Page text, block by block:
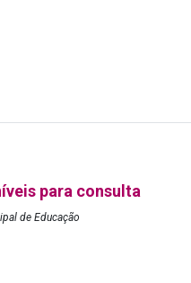
para consulta
de Educação